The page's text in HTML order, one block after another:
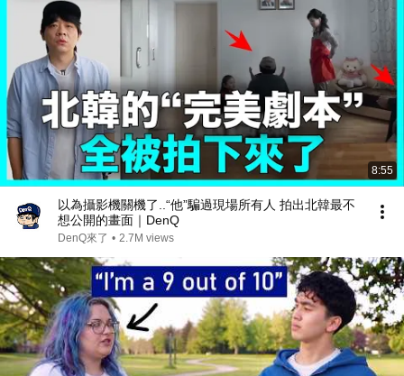
8:55
以為攝影機關機了..“他”騙過現場所有人 拍出北韓最不
想公開的畫面｜DenQ
DenQ來了 • 2.7M views